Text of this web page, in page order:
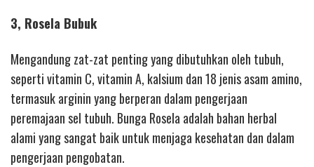
3, Rosela Bubuk
Mengandung zat-zat penting yang dibutuhkan oleh tubuh,
seperti vitamin C, vitamin A, kalsium dan 18 jenis asam amino,
termasuk arginin yang berperan dalam pengerjaan
peremajaan sel tubuh. Bunga Rosela adalah bahan herbal
alami yang sangat baik untuk menjaga kesehatan dan dalam
pengerjaan pengobatan.